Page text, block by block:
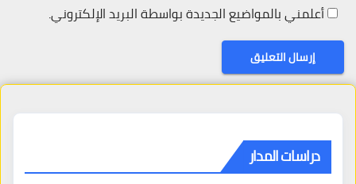
أعلمني بالمواضيع الجديدة بواسطة البريد الإلكتروني.
دراسات المدار